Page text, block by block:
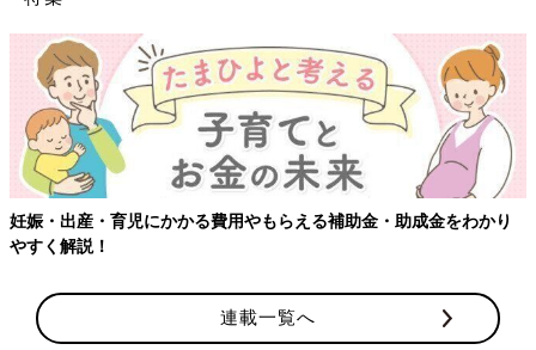
妊娠・出産・育児にかかる費用やもらえる補助金・助成金をわかり
やすく解説！
連載一覧へ